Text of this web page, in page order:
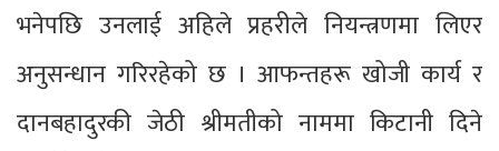
भनेपछि उनलाई अहिले प्रहरीले नियन्त्रणमा लिएर
अनुसन्धान गरिरहेको छ । आफन्तहरू खोजी कार्य र
दानबहादुरकी जेठी श्रीमतीको नाममा किटानी दिने